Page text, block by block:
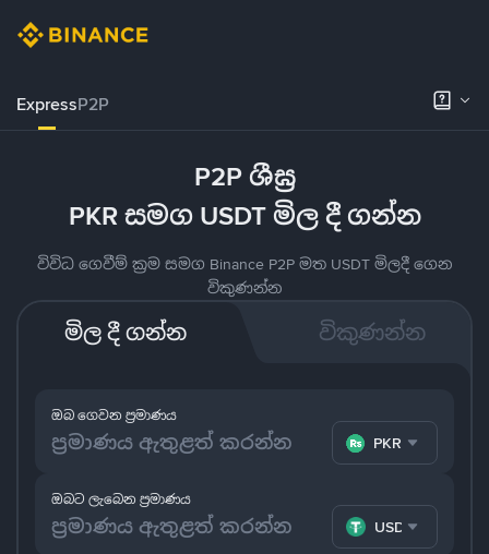
ExpressP2P
P2P ශීඝ්‍ර
PKR සමග USDT මිල දී ගන්න
විවිධ ගෙවීම් ක්‍රම සමග Binance P2P මත USDT මිලදී ගෙන
විකුණන්න
මිල දී ගන්න විකුණන්න
ඔබ ගෙවන ප්‍රමාණය
PKR
ඔබට ලැබෙන ප්‍රමාණය
USDT